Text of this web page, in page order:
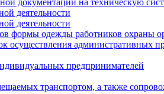
деятельности
деятельности
формы одежды работников охраны
осуществления административных
предпринимателей
транспортом, а также